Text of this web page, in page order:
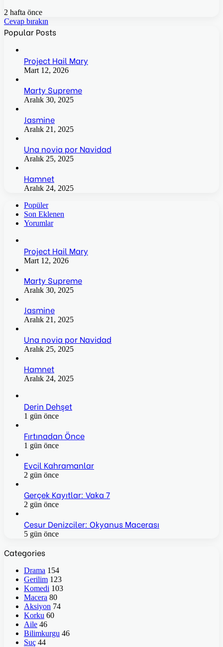
2 hafta önce
Cevap bırakın
Popular Posts
Project Hail Mary
Mart 12, 2026
Marty Supreme
Aralık 30, 2025
Jasmine
Aralık 21, 2025
Una novia por Navidad
Aralık 25, 2025
Hamnet
Aralık 24, 2025
Popüler
Son Eklenen
Yorumlar
Project Hail Mary
Mart 12, 2026
Marty Supreme
Aralık 30, 2025
Jasmine
Aralık 21, 2025
Una novia por Navidad
Aralık 25, 2025
Hamnet
Aralık 24, 2025
Derin Dehşet
1 gün önce
Fırtınadan Önce
1 gün önce
Evcil Kahramanlar
2 gün önce
Gerçek Kayıtlar: Vaka 7
2 gün önce
Cesur Denizciler: Okyanus Macerası
5 gün önce
Categories
Drama 154
Gerilim 123
Komedi 103
Macera 80
Aksiyon 74
Korku 60
Aile 46
Bilimkurgu 46
Suç 44